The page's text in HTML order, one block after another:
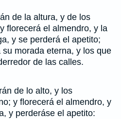
de la altura, y de los
florecerá el almendro, y la
y se perderá el apetito;
morada eterna, y los que
de las calles.
de lo alto, y los
y florecerá el almendro, y
y perderáse el apetito: